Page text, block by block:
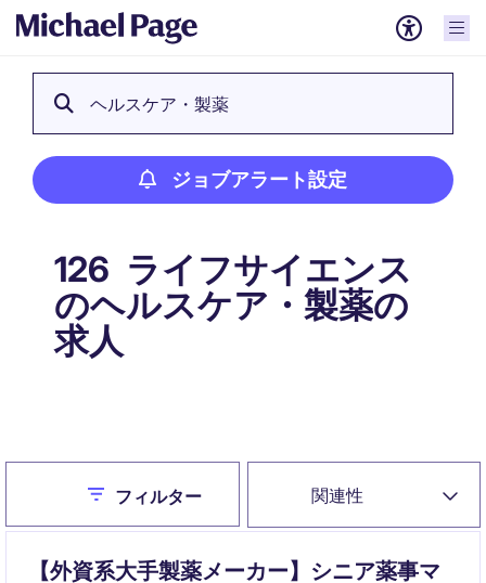
ヘルスケア・製薬
ジョブアラート設定
126 ライフサイエンス
のヘルスケア・製薬の
求人
関連性
Closeフィルター
【外資系大手製薬メーカー】シニア薬事マ